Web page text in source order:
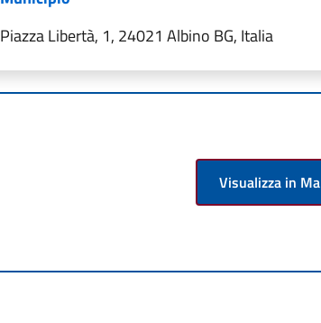
Piazza Libertà, 1, 24021 Albino BG, Italia
Visualizza in